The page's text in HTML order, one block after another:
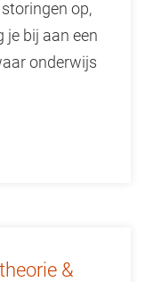
op,
je bij aan een
onderwijs
&